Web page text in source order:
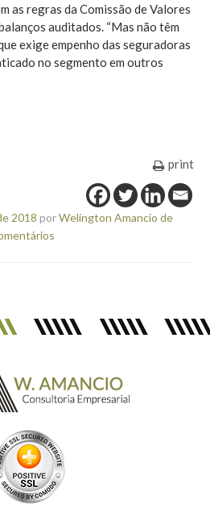
as regras da Comissão de Valores
auditados. “Mas não têm
exige empenho das seguradoras
no segmento em outros
print
2018 porWelington Amancio de